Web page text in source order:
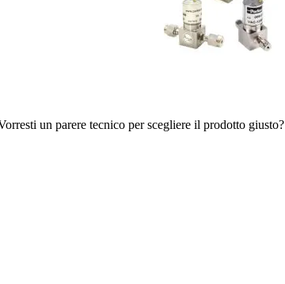
un parere tecnico per scegliere il prodotto giusto?